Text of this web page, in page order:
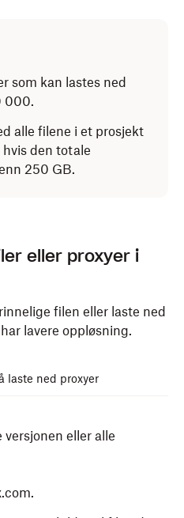
(pilen som peker ned på
status
som kan lastes ned
000.
alle filene i et prosjekt
den totale
250 GB.
eller proxyer i
filen eller laste ned
lavere oppløsning.
laste ned proxyer
versjonen eller alle